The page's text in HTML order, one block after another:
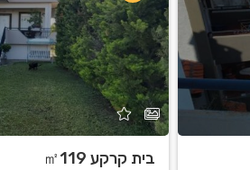
בית קרקע ㎡119